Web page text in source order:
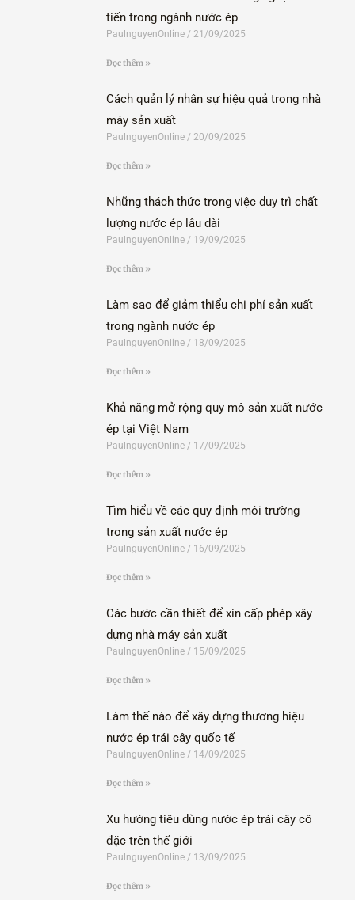
tiến trong ngành nước ép
PaulnguyenOnline 21/09/2025
Đọc thêm »
Cách quản lý nhân sự hiệu quả trong nhà
máy sản xuất
PaulnguyenOnline 20/09/2025
Đọc thêm »
Những thách thức trong việc duy trì chất
lượng nước ép lâu dài
PaulnguyenOnline 19/09/2025
Đọc thêm »
Làm sao để giảm thiểu chi phí sản xuất
trong ngành nước ép
PaulnguyenOnline 18/09/2025
Đọc thêm »
Khả năng mở rộng quy mô sản xuất nước
ép tại Việt Nam
PaulnguyenOnline 17/09/2025
Đọc thêm »
Tìm hiểu về các quy định môi trường
trong sản xuất nước ép
PaulnguyenOnline 16/09/2025
Đọc thêm »
Các bước cần thiết để xin cấp phép xây
dựng nhà máy sản xuất
PaulnguyenOnline 15/09/2025
Đọc thêm »
Làm thế nào để xây dựng thương hiệu
nước ép trái cây quốc tế
PaulnguyenOnline 14/09/2025
Đọc thêm »
Xu hướng tiêu dùng nước ép trái cây cô
đặc trên thế giới
PaulnguyenOnline 13/09/2025
Đọc thêm »